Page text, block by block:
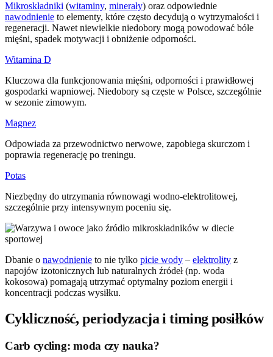
Mikroskładniki (witaminy, minerały) oraz odpowiednie
nawodnienie to elementy, które często decydują o wytrzymałości i
regeneracji. Nawet niewielkie niedobory mogą powodować bóle
mięśni, spadek motywacji i obniżenie odporności.
Witamina D
Kluczowa dla funkcjonowania mięśni, odporności i prawidłowej
gospodarki wapniowej. Niedobory są częste w Polsce, szczególnie
w sezonie zimowym.
Magnez
Odpowiada za przewodnictwo nerwowe, zapobiega skurczom i
poprawia regenerację po treningu.
Potas
Niezbędny do utrzymania równowagi wodno-elektrolitowej,
szczególnie przy intensywnym poceniu się.
Dbanie o nawodnienie to nie tylko picie wody – elektrolity z
napojów izotonicznych lub naturalnych źródeł (np. woda
kokosowa) pomagają utrzymać optymalny poziom energii i
koncentracji podczas wysiłku.
Cykliczność, periodyzacja i timing posiłków
Carb cycling: moda czy nauka?